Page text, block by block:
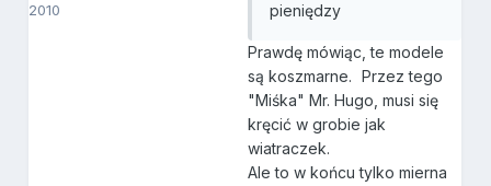
2010
pieniędzy
Prawdę mówiąc, te modele
są koszmarne. Przez tego
"Miśka" Mr. Hugo, musi się
kręcić w grobie jak
wiatraczek.
Ale to w końcu tylko mierna